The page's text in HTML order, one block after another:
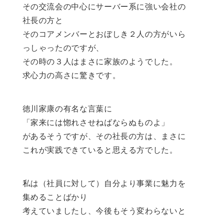
その交流会の中心にサーバー系に強い会社の
社長の方と
そのコアメンバーとおぼしき２人の方がいら
っしゃったのですが、
その時の３人はまさに家族のようでした。
求心力の高さに驚きです。
徳川家康の有名な言葉に
「家来には惚れさせねばならぬものよ」
があるそうですが、その社長の方は、まさに
これが実践できていると思える方でした。
私は（社員に対して）自分より事業に魅力を
集めることばかり
考えていましたし、今後もそう変わらないと